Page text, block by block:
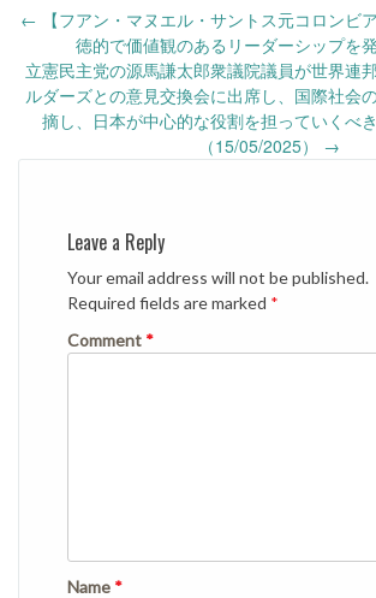
Post
navigation
← 【フアン・マヌエル・サントス元コロンビ
徳的で価値観のあるリーダーシップを発
立憲民主党の源馬謙太郎衆議院議員が世界連
ルダーズとの意見交換会に出席し、国際社会
摘し、日本が中心的な役割を担っていくべ
（15/05/2025） →
Leave a Reply
Your email address will not be published.
Required fields are marked *
Comment *
Name *